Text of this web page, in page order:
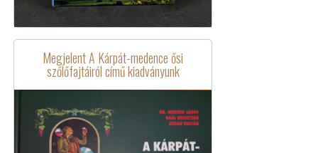
Megjelent A Kárpát-medence ősi
szőlőfajtáiról című kiadványunk